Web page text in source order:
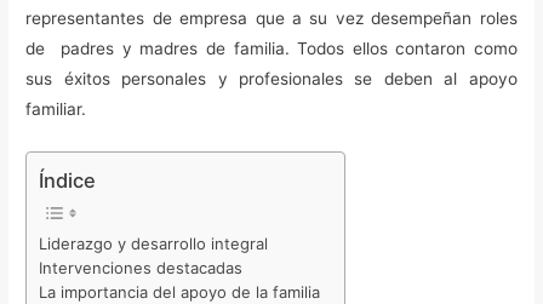
representantes de empresa que a su vez desempeñan roles
de padres y madres de familia. Todos ellos contaron como
sus éxitos personales y profesionales se deben al apoyo
familiar.
Índice
Liderazgo y desarrollo integral
Intervenciones destacadas
La importancia del apoyo de la familia